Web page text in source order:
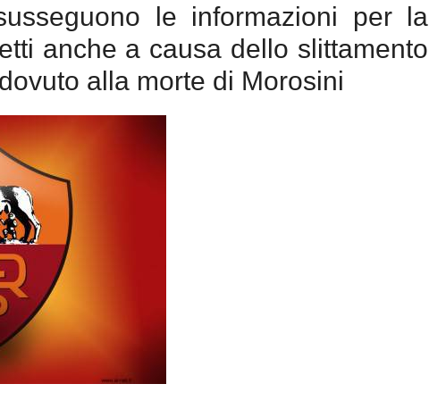
le informazioni per la
anche a causa dello slittamento
alla morte di Morosini